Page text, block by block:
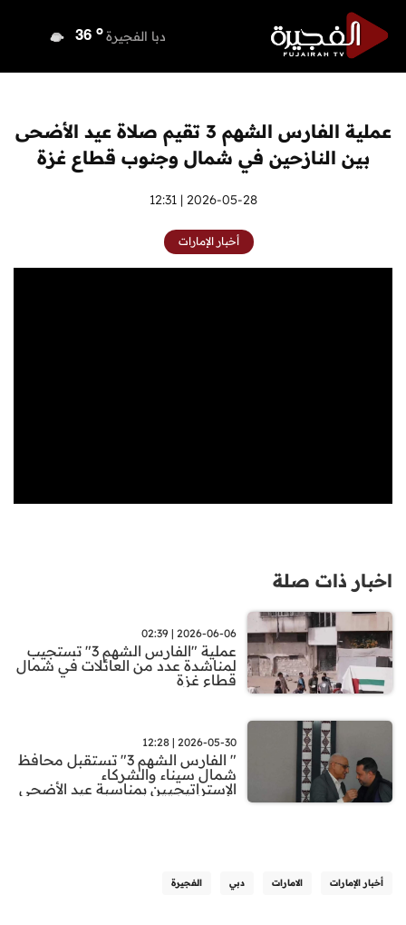
دبا الفجيرة 36 o
أم القيوين o
راس الخيمة 36 o
الفجيرة
عملية الفارس الشهم 3 تقيم صلاة عيد الأضحى
بين النازحين في شمال وجنوب قطاع غزة
2026-05-28 | 12:31
أخبار الإمارات
اخبار ذات صلة
2026-06-06 | 02:39
عملية "الفارس الشهم 3" تستجيب
لمناشدة عدد من العائلات في شمال
قطاع غزة
2026-05-30 | 12:28
" الفارس الشهم 3" تستقبل محافظ
شمال سيناء والشركاء
الإستراتيجيين بمناسبة عيد الأضحى
أخبار الإمارات الامارات دبي الفجيرة